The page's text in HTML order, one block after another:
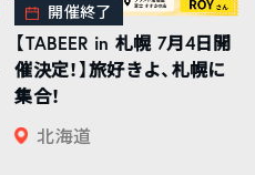
開催終了
【TABEER in 札幌 7月4日開
催決定！】旅好きよ、札幌に
集合！
北海道